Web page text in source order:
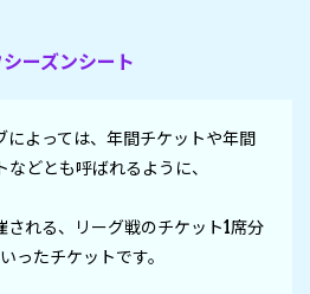
ーズンシート
によっては、年間チケットや年間
どとも呼ばれるように、
される、リーグ戦のチケット1席分
ったチケットです。